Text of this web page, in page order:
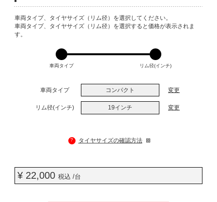
VARIATIONS
車両タイプ、タイヤサイズ（リム径）を選択してください。
車両タイプ、タイヤサイズ（リム径）を選択すると価格が表示されま
す。
車両タイプ リム径(インチ)
車両タイプ コンパクト 変更
リム径(インチ) 19インチ 変更
? タイヤサイズの確認方法
¥ 22,000 税込 /台